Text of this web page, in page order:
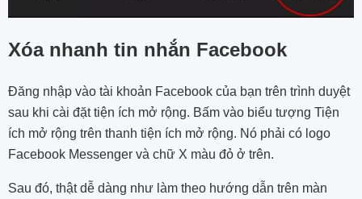
Xóa nhanh tin nhắn Facebook
Đăng nhập vào tài khoản Facebook của bạn trên trình duyệt
sau khi cài đặt tiện ích mở rộng. Bấm vào biểu tượng Tiện
ích mở rộng trên thanh tiện ích mở rộng. Nó phải có logo
Facebook Messenger và chữ X màu đỏ ở trên.
Sau đó, thật dễ dàng như làm theo hướng dẫn trên màn